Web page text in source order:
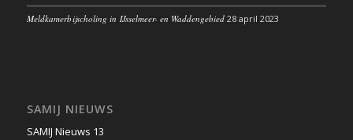
Meldkamerbijscholing in IJsselmeer- en Waddengebied 28 april 2023
SAMIJ NIEUWS
SAMIJ Nieuws 13